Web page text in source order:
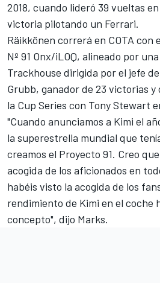
2018, cuando lideró 39 vueltas
victoria pilotando un Ferrari.
Räikkönen correrá en COTA con
Nº 91 Onx/iLOQ, alineado por
Trackhouse dirigida por el jefe
Grubb, ganador de 23 victorias
la Cup Series con Tony Stewart
"Cuando anunciamos a Kimi el
la superestrella mundial que
creamos el Proyecto 91. Creo
acogida de los aficionados en
habéis visto la acogida de los
rendimiento de Kimi en el coche
concepto", dijo Marks.